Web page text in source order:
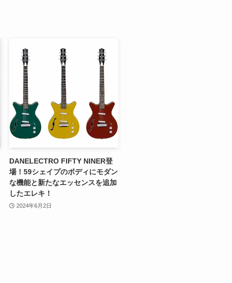
DANELECTRO FIFTY NINER登
場！59シェイプのボディにモダン
な機能と新たなエッセンスを追加
したエレキ！
2024年6月2日